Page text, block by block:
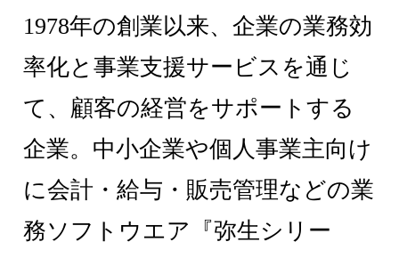
1978年の創業以来、企業の業務効
率化と事業支援サービスを通じ
て、顧客の経営をサポートする
企業。中小企業や個人事業主向け
に会計・給与・販売管理などの業
務ソフトウエア『弥生シリー